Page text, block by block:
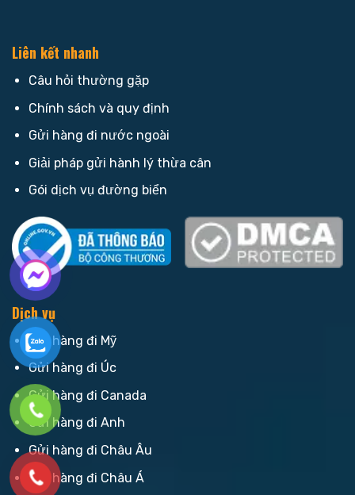
Liên kết nhanh
Câu hỏi thường gặp
Chính sách và quy định
Gửi hàng đi nước ngoài
Giải pháp gửi hành lý thừa cân
Gói dịch vụ đường biển
Dịch vụ
Gửi hàng đi Mỹ
Gửi hàng đi Úc
Gửi hàng đi Canada
Gửi hàng đi Anh
Gửi hàng đi Châu Âu
Gửi hàng đi Châu Á